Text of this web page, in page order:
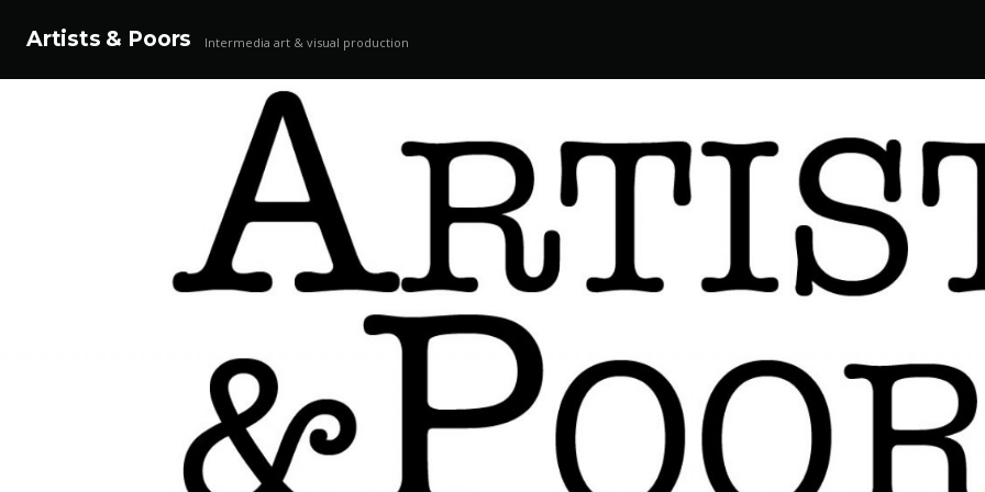
Artists & Poors Intermedia art & visual production